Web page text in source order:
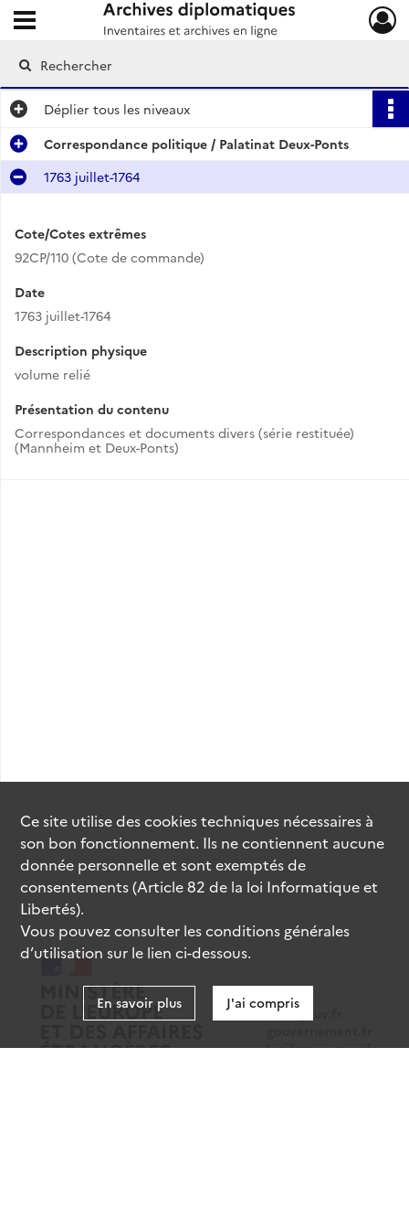
Archives diplomatiques
Ouvrir le menu déroulant
Déplier tous les niveaux
Correspondance politique / Palatinat Deux-Ponts
1763 juillet-1764
Cote/Cotes extrêmes
92CP/110 (Cote de commande)
Date
1763 juillet-1764
Description physique
volume relié
Présentation du contenu
Correspondances et documents divers (série restituée)
(Mannheim et Deux-Ponts)
data.gouv.fr
legifrance.gouv.fr
Ce site utilise descookiestechniques nécessaires à
son bon fonctionnement. Ils ne contiennent aucune
donnée personnelle et sont exemptés de
consentements (Article 82 de la loi Informatique et
Libertés).
Vous pouvez consulter les conditions générales
d’utilisation sur le lien ci-dessous.
En savoir plus J'ai compris